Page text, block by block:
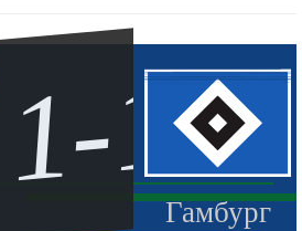
Гамбург
1-1